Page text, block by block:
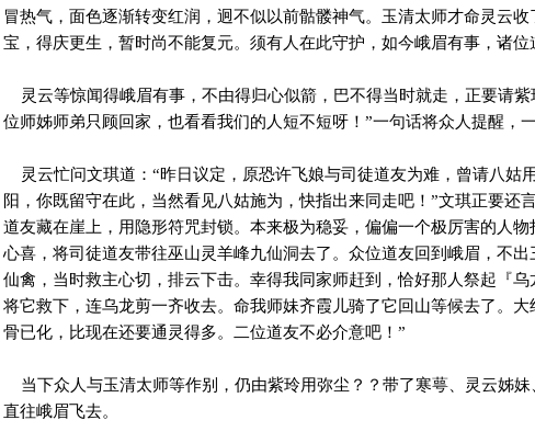
冒热气，面色逐渐转变红润，迥不似以前骷髅神气。玉清太师才命灵云
宝，得庆更生，暂时尚不能复元。须有人在此守护，如今峨眉有事，诸
灵云等惊闻得峨眉有事，不由得归心似箭，巴不得当时就走，正要请
位师姊师弟只顾回家，也看看我们的人短不短呀！”一句话将众人提醒，
灵云忙问文琪道：“昨日议定，原恐许飞娘与司徒道友为难，曾请八姑
阳，你既留守在此，当然看见八姑施为，快指出来同走吧！”文琪正要还
道友藏在崖上，用隐形符咒封锁。本来极为稳妥，偏偏一个极厉害的人
心喜，将司徒道友带往巫山灵羊峰九仙洞去了。众位道友回到峨眉，不
仙禽，当时救主心切，排云下击。幸得我同家师赶到，恰好那人祭起『
将它救下，连乌龙剪一齐收去。命我师妹齐霞儿骑了它回山等候去了。
骨已化，比现在还要通灵得多。二位道友不必介意吧！”
当下众人与玉清太师等作别，仍由紫玲用弥尘？？带了寒萼、灵云姊妹
直往峨眉飞去。